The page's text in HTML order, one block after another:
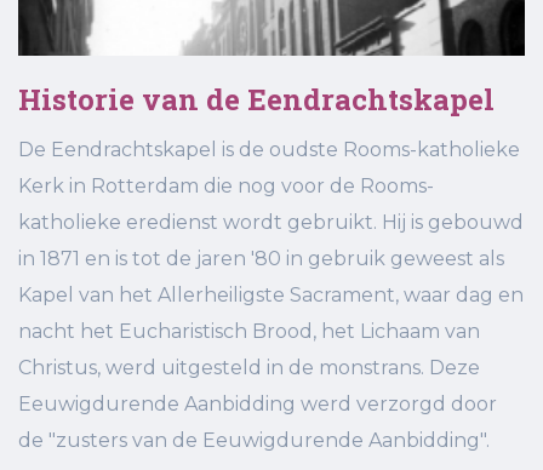
Historie van de Eendrachtskapel
De Eendrachtskapel is de oudste Rooms-katholieke
Kerk in Rotterdam die nog voor de Rooms-
katholieke eredienst wordt gebruikt. Hij is gebouwd
in 1871 en is tot de jaren '80 in gebruik geweest als
Kapel van het Allerheiligste Sacrament, waar dag en
nacht het Eucharistisch Brood, het Lichaam van
Christus, werd uitgesteld in de monstrans. Deze
Eeuwigdurende Aanbidding werd verzorgd door
de "zusters van de Eeuwigdurende Aanbidding".